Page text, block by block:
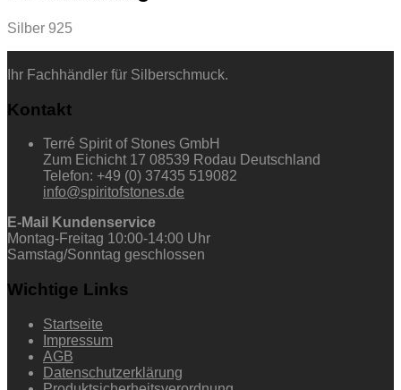
Silber 925
Ihr Fachhändler für Silberschmuck.
Kontakt
Terré Spirit of Stones GmbH
Zum Eichicht 17 08539 Rodau Deutschland
Telefon: +49 (0) 37435 519082
info@spiritofstones.de
E-Mail Kundenservice
Montag-Freitag 10:00-14:00 Uhr
Samstag/Sonntag geschlossen
Wichtige Links
Startseite
Impressum
AGB
Datenschutzerklärung